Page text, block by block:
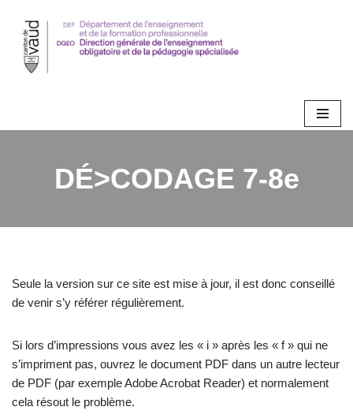
Aller
au
DÉ>CODAGE 7-8e
Seule la version sur ce site est mise à jour, il est donc conseillé
de venir s’y référer régulièrement.
Si lors d’impressions vous avez les « i » après les « f » qui ne
s’impriment pas, ouvrez le document PDF dans un autre lecteur
de PDF (par exemple Adobe Acrobat Reader) et normalement
cela résout le problème.